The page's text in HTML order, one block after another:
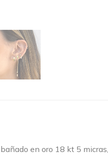
en oro 18 kt 5